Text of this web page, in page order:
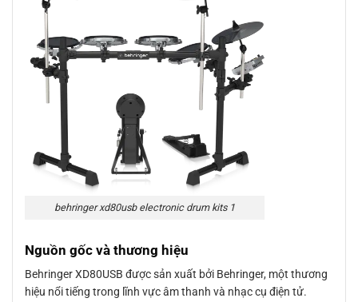
behringer xd80usb electronic drum kits 1
Nguồn gốc và thương hiệu
Behringer XD80USB được sản xuất bởi Behringer, một thương
hiệu nổi tiếng trong lĩnh vực âm thanh và nhạc cụ điện tử.